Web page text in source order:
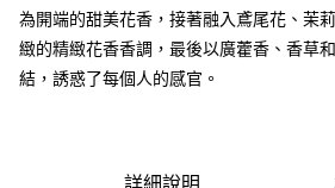
台新國際商業銀行
中國
台灣樂天信用卡公司
AFTEE先享後付
相關說明
【關於「AFTEE先享後付」】
２．便利：只要手機號碼，簡訊認證，即可結帳
為開端的甜美花香，接著融入鳶尾花、茉
緻的精緻花香香調，最後以廣藿香、香草
結，誘惑了每個人的感官。
詳細說明